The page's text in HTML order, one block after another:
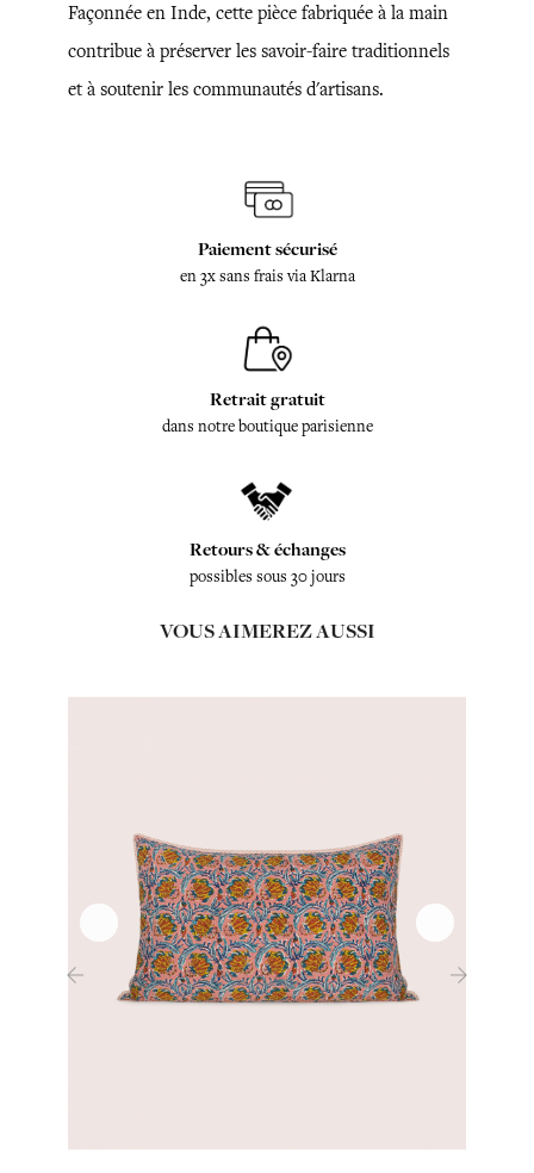
Façonnée en Inde, cette pièce fabriquée à la main
contribue à préserver les savoir-faire traditionnels
et à soutenir les communautés d'artisans.
Paiement sécurisé
en 3x sans frais via Klarna
Retrait gratuit
dans notre boutique parisienne
Retours & échanges
possibles sous 30 jours
VOUS AIMEREZ AUSSI